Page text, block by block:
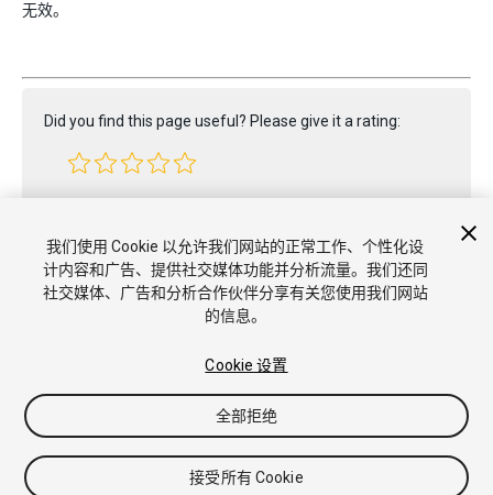
无效。
Did you find this page useful? Please give it a rating:
Copyright © 2022 Unity Technologies. Publication 2023.2
教程
社区答案 知识库 论坛 Asset Store
商标和使用条款
法律条款
Cookie
不要出售或分享我的个人信息
我们使用 Cookie 以允许我们网站的正常工作、个性化设
计内容和广告、提供社交媒体功能并分析流量。我们还同
社交媒体、广告和分析合作伙伴分享有关您使用我们网站
的信息。
Cookie 设置
全部拒绝
接受所有 Cookie